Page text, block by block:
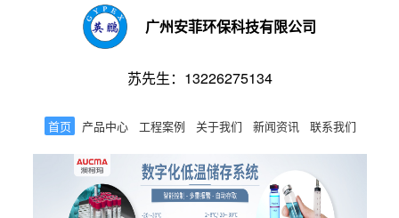
广州安菲环保科技有限公司
苏先生：13226275134
首页 产品中心 工程案例 关于我们 新闻资讯 联系我们